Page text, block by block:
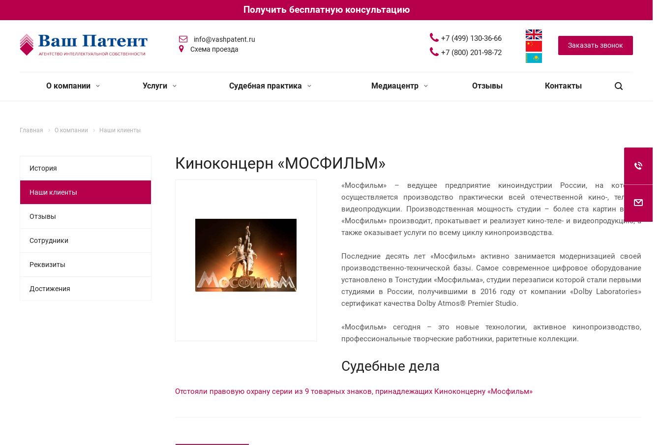
Получить бесплатную консультацию
info@vashpatent.ru
Схема проезда
+7 (499) 130-36-66
+7 (800) 201-98-72
Заказать звонок
О компании Услуги Судебная практика Медиацентр Отзывы Контакты
Главная О компании Наши клиенты
Киноконцерн «МОСФИЛЬМ»
«Мосфильм» – ведущее предприятие киноиндустрии России, на котором
осуществляется производство практически всей отечественной кино-, теле- и
видеопродукции. Производственная мощность студии – более ста картин в год.
«Мосфильм» производит, прокатывает и реализует кино-теле- и видеопродукцию, а
также оказывает услуги по всему циклу кинопроизводства.
Последние десять лет «Мосфильм» активно занимается модернизацией своей
производственно-технической базы. Самое современное цифровое оборудование
установлено в Тонстудии «Мосфильма», студии перезаписи которой стали первыми
студиями в России, получившими в 2016 году от компании «Dolby Laboratories»
сертификат качества Dolby Atmos® Premier Studio.
«Мосфильм» сегодня – это новые технологии, активное кинопроизводство,
профессиональные творческие работники, раритетные коллекции.
Cудебные дела
Отстояли правовую охрану серии из 9 товарных знаков, принадлежащих Киноконцерну «Мосфильм»
История
Наши клиенты
Отзывы
Сотрудники
Реквизиты
Достижения